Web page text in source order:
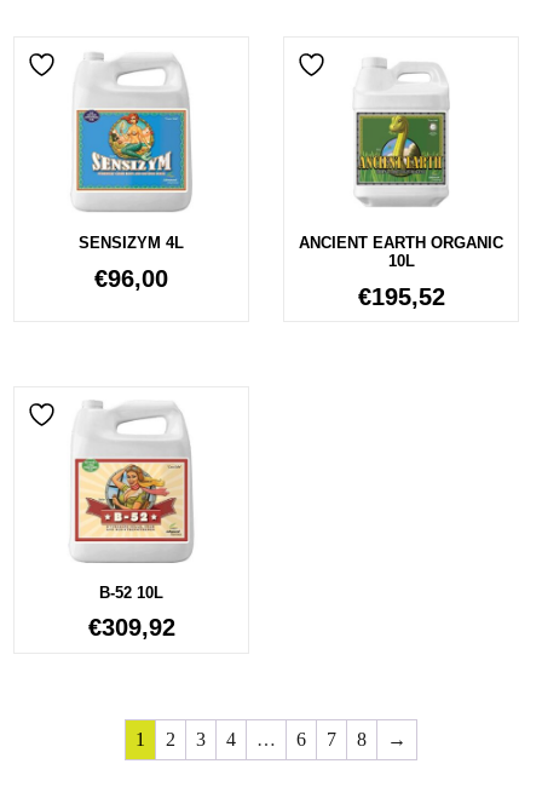
SENSIZYM 4L
€96,00
ANCIENT EARTH ORGANIC
10L
€195,52
B-52 10L
€309,92
1 2 3 4 … 6 7 8 →